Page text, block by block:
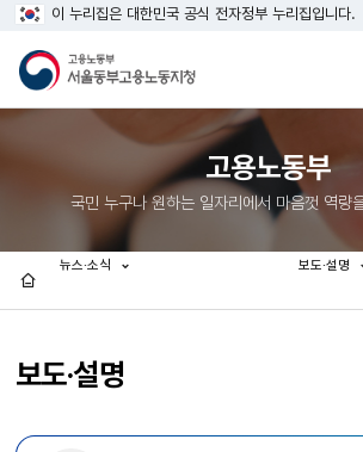
이 누리집은 대한민국 공식 전자정부 누리집입니다.
고용노동부
국민 누구나 원하는 일자리에서 마음껏 역량
보도·설명
뉴스·소식 보도·설명